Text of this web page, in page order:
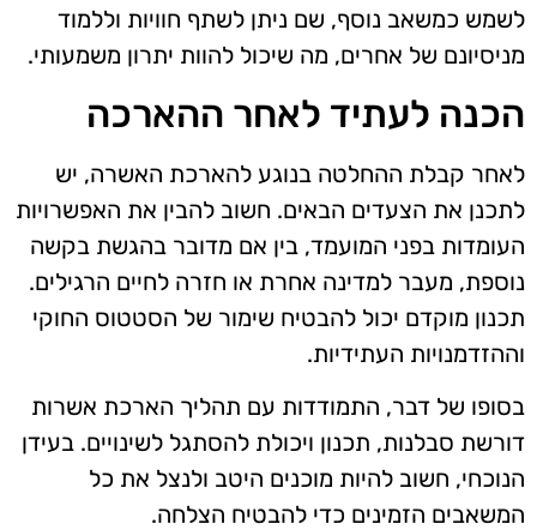
לשמש כמשאב נוסף, שם ניתן לשתף חוויות וללמוד
מניסיונם של אחרים, מה שיכול להוות יתרון משמעותי.
הכנה לעתיד לאחר ההארכה
לאחר קבלת ההחלטה בנוגע להארכת האשרה, יש
לתכנן את הצעדים הבאים. חשוב להבין את האפשרויות
העומדות בפני המועמד, בין אם מדובר בהגשת בקשה
נוספת, מעבר למדינה אחרת או חזרה לחיים הרגילים.
תכנון מוקדם יכול להבטיח שימור של הסטטוס החוקי
וההזדמנויות העתידיות.
בסופו של דבר, התמודדות עם תהליך הארכת אשרות
דורשת סבלנות, תכנון ויכולת להסתגל לשינויים. בעידן
הנוכחי, חשוב להיות מוכנים היטב ולנצל את כל
המשאבים הזמינים כדי להבטיח הצלחה.